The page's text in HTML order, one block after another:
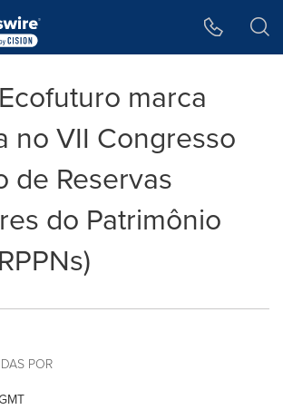
marca
no VII Congresso
de Reservas
do Patrimônio
POR